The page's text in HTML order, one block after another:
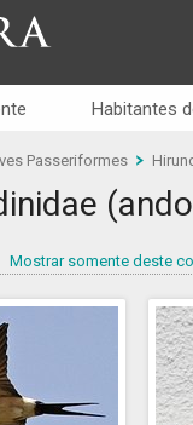
Habitantes
Passeriformes
Mostrar somente deste